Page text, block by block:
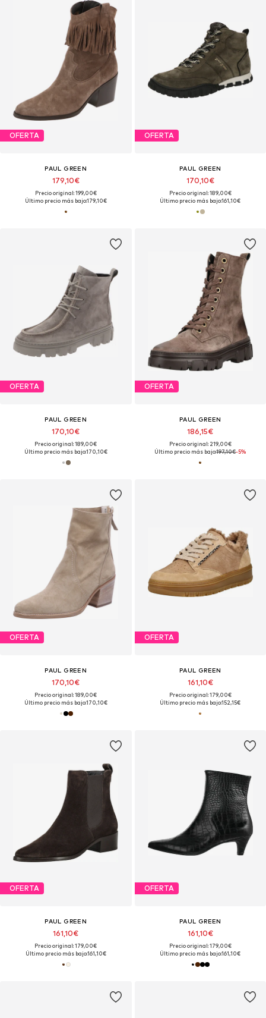
OFERTA
PAUL GREEN
179,10€
Precio original: 199,00€
Último precio más bajo:179,10€
OFERTA
PAUL GREEN
170,10€
Precio original: 189,00€
Último precio más bajo:161,10€
OFERTA
PAUL GREEN
170,10€
Precio original: 189,00€
Último precio más bajo:170,10€
OFERTA
PAUL GREEN
186,15€
Precio original: 219,00€
Último precio más bajo:197,10€-5%
OFERTA
PAUL GREEN
170,10€
Precio original: 189,00€
Último precio más bajo:170,10€
OFERTA
PAUL GREEN
161,10€
Precio original: 179,00€
Último precio más bajo:152,15€
OFERTA
PAUL GREEN
161,10€
Precio original: 179,00€
Último precio más bajo:161,10€
OFERTA
PAUL GREEN
161,10€
Precio original: 179,00€
Último precio más bajo:161,10€